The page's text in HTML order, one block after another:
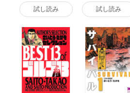
奇跡のスナイプ!
電子書籍版
試し読み 試し読み